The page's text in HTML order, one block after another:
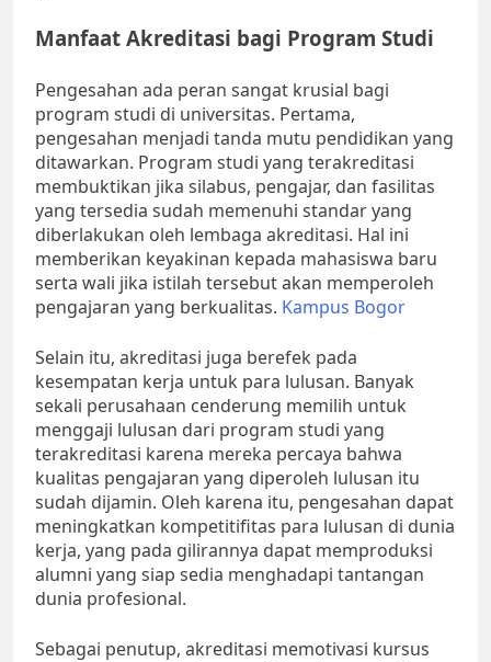
Manfaat Akreditasi bagi Program Studi
Pengesahan ada peran sangat krusial bagi
program studi di universitas. Pertama,
pengesahan menjadi tanda mutu pendidikan yang
ditawarkan. Program studi yang terakreditasi
membuktikan jika silabus, pengajar, dan fasilitas
yang tersedia sudah memenuhi standar yang
diberlakukan oleh lembaga akreditasi. Hal ini
memberikan keyakinan kepada mahasiswa baru
serta wali jika istilah tersebut akan memperoleh
pengajaran yang berkualitas. Kampus Bogor
Selain itu, akreditasi juga berefek pada
kesempatan kerja untuk para lulusan. Banyak
sekali perusahaan cenderung memilih untuk
menggaji lulusan dari program studi yang
terakreditasi karena mereka percaya bahwa
kualitas pengajaran yang diperoleh lulusan itu
sudah dijamin. Oleh karena itu, pengesahan dapat
meningkatkan kompetitifitas para lulusan di dunia
kerja, yang pada gilirannya dapat memproduksi
alumni yang siap sedia menghadapi tantangan
dunia profesional.
Sebagai penutup, akreditasi memotivasi kursus